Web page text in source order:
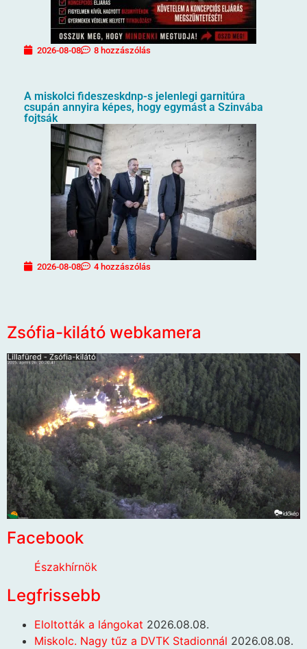
2026-08-08 8 hozzászólás
A miskolci fideszeskdnp-s jelenlegi garnitúra
csupán annyira képes, hogy egymást a Szinvába
fojtsák
2026-08-08 4 hozzászólás
Zsófia-kilátó webkamera
Facebook
Északhírnök
Legfrissebb
Eloltották a lángokat 2026.08.08.
Miskolc. Nagy tűz a DVTK Stadionnál 2026.08.08.